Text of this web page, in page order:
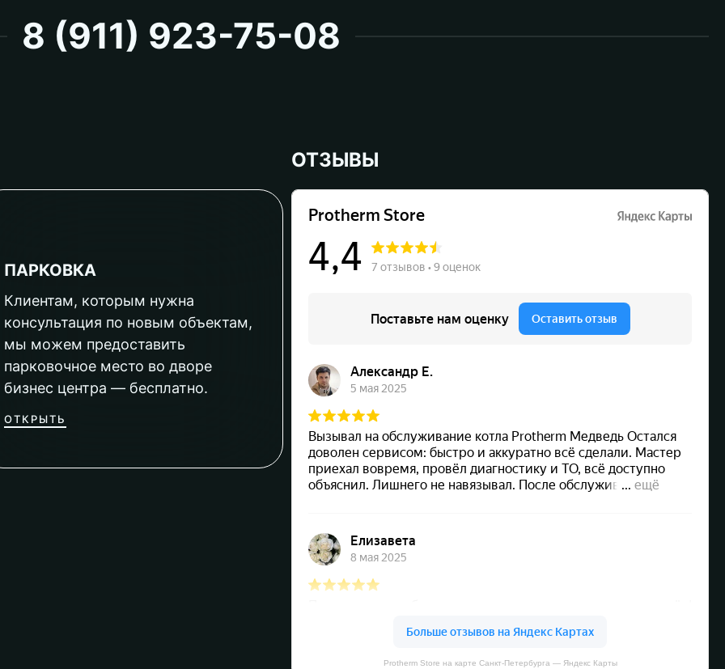
8 (911) 923-75-08
ПАРКОВКА
Клиентам, которым нужна
консультация по новым объектам,
мы можем предоставить
парковочное место во дворе
бизнес центра — бесплатно.
ОТКРЫТЬ
ОТЗЫВЫ
Protherm Store на карте Санкт‑Петербурга — Яндекс Карты